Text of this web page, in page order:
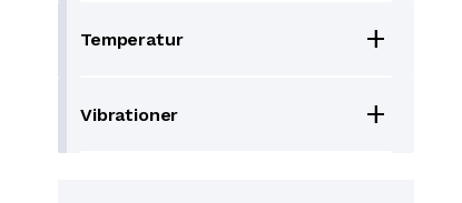
Temperatur add
Vibrationer add